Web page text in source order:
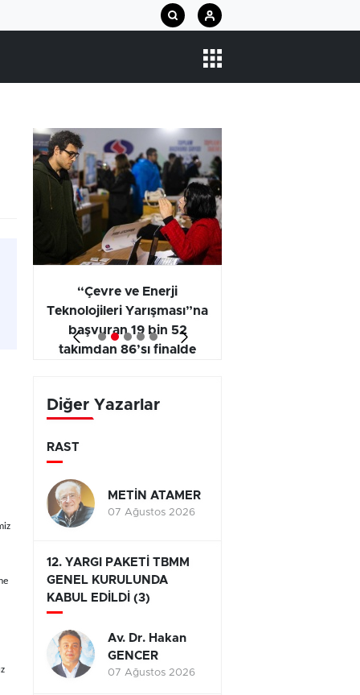
“Çevre ve Enerji
Teknolojileri Yarışması”na
başvuran 19 bin 52
takımdan 86’sı finalde
Diğer Yazarlar
RAST
METİN ATAMER
07 Ağustos 2026
12. YARGI PAKETİ TBMM
GENEL KURULUNDA
KABUL EDİLDİ (3)
Av. Dr. Hakan
GENCER
07 Ağustos 2026